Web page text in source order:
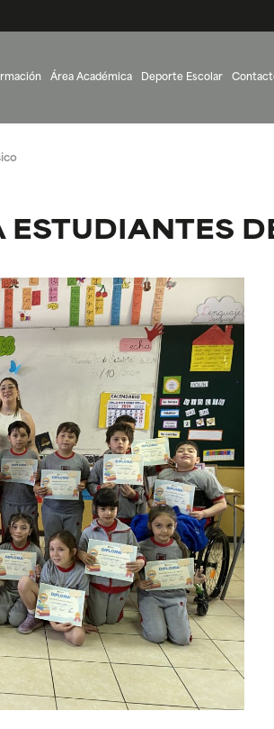
Área Académica Deporte Escolar